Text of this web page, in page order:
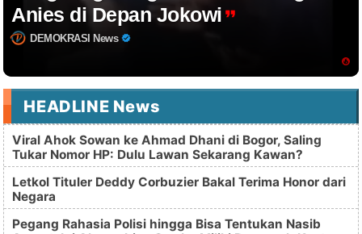
Anies di Depan Jokowi
DEMOKRASI News
HEADLINE News
Viral Ahok Sowan ke Ahmad Dhani di Bogor, Saling
Tukar Nomor HP: Dulu Lawan Sekarang Kawan?
Letkol Tituler Deddy Corbuzier Bakal Terima Honor dari
Negara
Pegang Rahasia Polisi hingga Bisa Tentukan Nasib